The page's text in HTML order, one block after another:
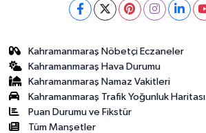
Kahramanmaraş Nöbetçi Eczaneler
Kahramanmaraş Hava Durumu
Kahramanmaraş Namaz Vakitleri
Kahramanmaraş Trafik Yoğunluk Haritası
Puan Durumu ve Fikstür
Tüm Manşetler